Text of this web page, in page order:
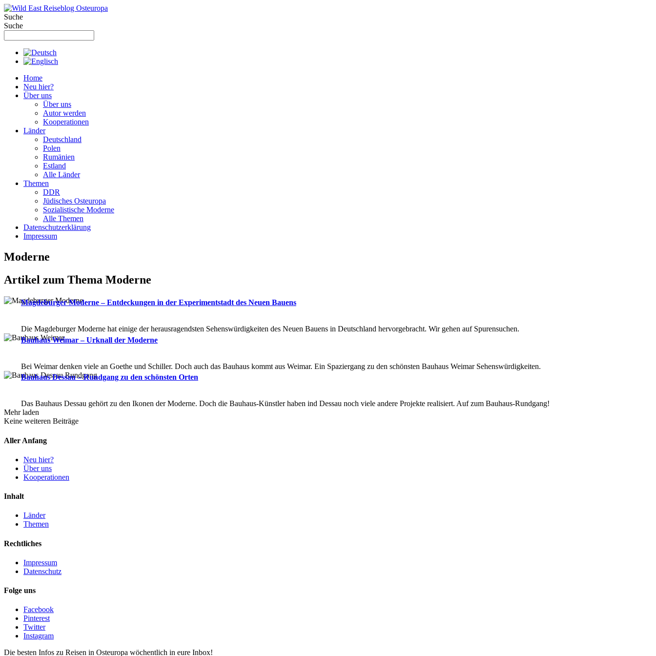
Zum
Inhalt
springen
Suche
Suche
Home
Neu hier?
Über uns
Über uns
Autor werden
Kooperationen
Länder
Deutschland
Polen
Rumänien
Estland
Alle Länder
Themen
DDR
Jüdisches Osteuropa
Sozialistische Moderne
Alle Themen
Datenschutzerklärung
Impressum
Moderne
Artikel zum Thema Moderne
Magdeburger Moderne – Entdeckungen in der Experimentstadt des Neuen Bauens
Die Magdeburger Moderne hat einige der herausragendsten Sehenswürdigkeiten des Neuen Bauens in Deutschland hervorgebracht. Wir gehen auf Spurensuchen.
Bauhaus Weimar – Urknall der Moderne
Bei Weimar denken viele an Goethe und Schiller. Doch auch das Bauhaus kommt aus Weimar. Ein Spaziergang zu den schönsten Bauhaus Weimar Sehenswürdigkeiten.
Bauhaus Dessau – Rundgang zu den schönsten Orten
Das Bauhaus Dessau gehört zu den Ikonen der Moderne. Doch die Bauhaus-Künstler haben ind Dessau noch viele andere Projekte realisiert. Auf zum Bauhaus-Rundgang!
Mehr laden
Keine weiteren Beiträge
Aller Anfang
Neu hier?
Über uns
Kooperationen
Inhalt
Länder
Themen
Rechtliches
Impressum
Datenschutz
Folge uns
Facebook
Pinterest
Twitter
Instagram
Die besten Infos zu Reisen in Osteuropa wöchentlich in eure Inbox!